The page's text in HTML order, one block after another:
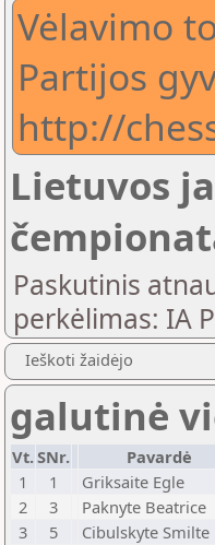
Vėlavimo
Partijos
http://
Lietuvos
Paskutinis
perkėlimas: IA
Ieškoti žaidėjo
galutinė
Vt.SNr. Pavardė
1
1 Griksaite Egle
2
3 Paknyte Beatrice
3
5 Cibulskyte Smilte